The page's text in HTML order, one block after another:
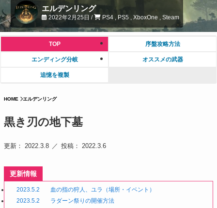
エルデンリング
2022年2月25日 / PS4 , PS5 , XboxOne , Steam
TOP 序盤攻略方法
エンディング分岐 オススメの武器
追憶を複製
HOME エルデンリング
黒き刃の地下墓
更新： 2022.3.8 投稿： 2022.3.6
更新情報
2023.5.2
血の指の狩人、ユラ（場所・イベント）
2023.5.2
ラダーン祭りの開催方法